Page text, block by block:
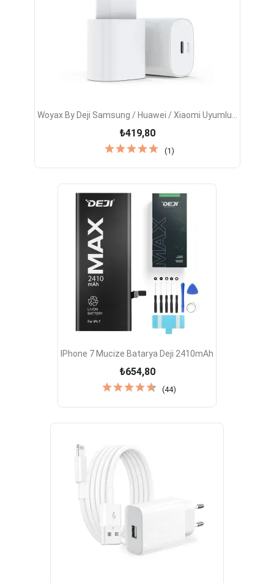
Woyax By Deji Samsung / Huawei / Xiaomi Uyumlu...
₺419,80
(1)
IPhone 7 Mucize Batarya Deji 2410mAh
₺654,80
(44)